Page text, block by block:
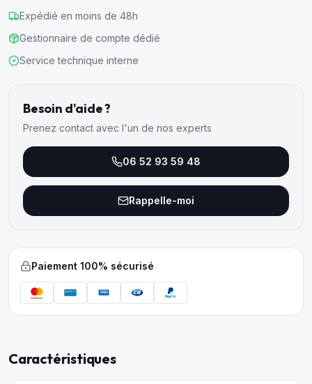
Expédié en moins de 48h
Gestionnaire de compte dédié
Service technique interne
Besoin d'aide ?
Prenez contact avec l'un de nos experts
06 52 93 59 48
Rappelle-moi
Paiement 100% sécurisé
Caractéristiques